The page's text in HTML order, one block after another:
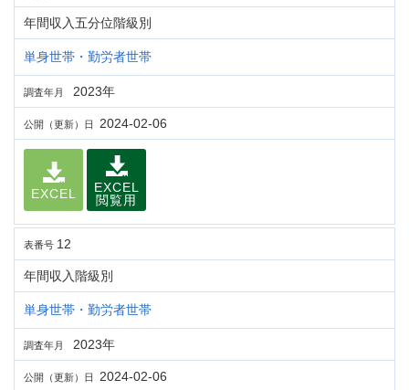
年間収入五分位階級別
単身世帯・勤労者世帯
調査年月 2023年
公開（更新）日 2024-02-06
EXCEL
EXCEL
閲覧用
表番号 12
年間収入階級別
単身世帯・勤労者世帯
調査年月 2023年
公開（更新）日 2024-02-06